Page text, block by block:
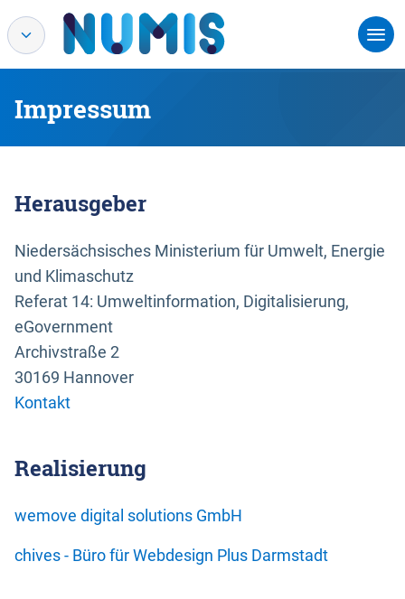
Impressum
Herausgeber
Niedersächsisches Ministerium für Umwelt, Energie
und Klimaschutz
Referat 14: Umweltinformation, Digitalisierung,
eGovernment
Archivstraße 2
30169 Hannover
Kontakt
Realisierung
wemove digital solutions GmbH
chives - Büro für Webdesign Plus Darmstadt